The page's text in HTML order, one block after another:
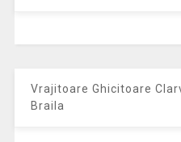
Vrajitoare Ghicitoare
Braila